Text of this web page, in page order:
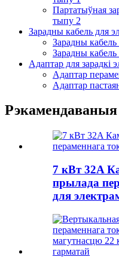
Партатыўная
тыпу 2
Зарадны кабель для
Зарадны
Зарадны кабель
Адаптар для зарадкі
Адаптар
Адаптар
7 кВт 32A
прылада
для